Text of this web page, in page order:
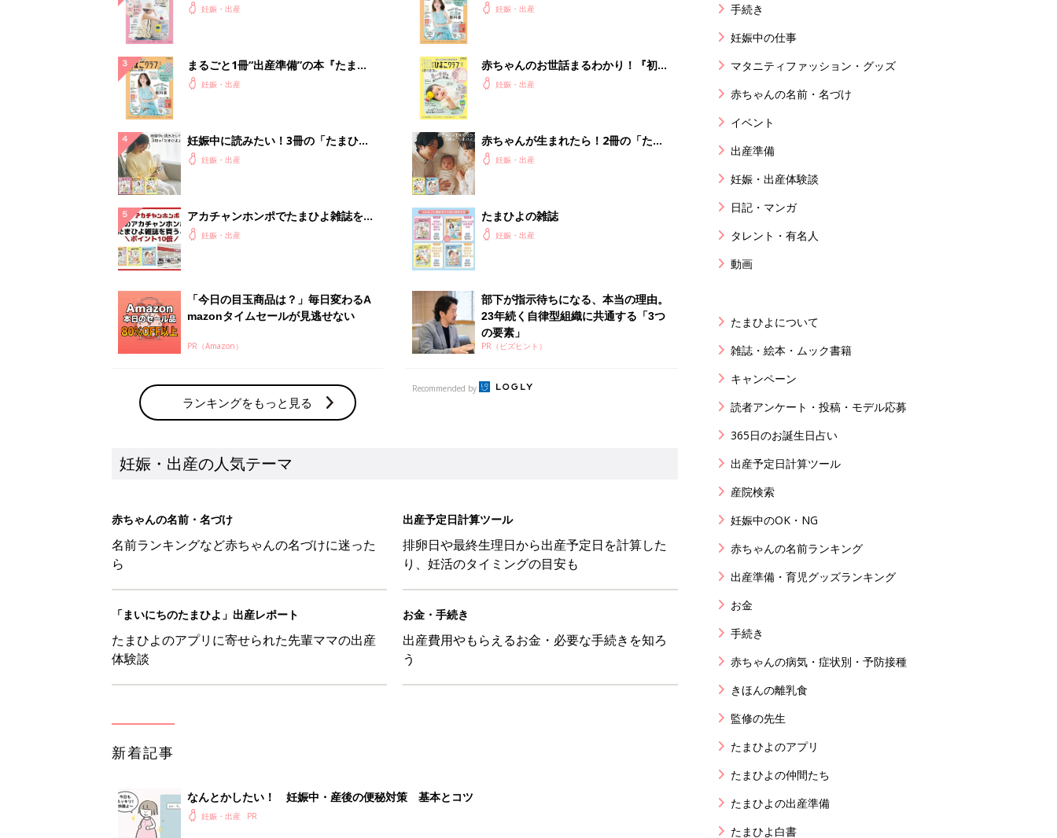
ったら最初に読む本『初めてのたまご
妊娠・出産
まるごと1冊“出産準備”の本『たまご
クラブ 夏号』〈スペシャル大特集〉
妊娠・出産
妊娠中に読みたい！3冊の「たまひ
よ」妊娠・出産
アカチャンホンポでたまひよ雑誌を買
うとポイント10倍【期間限定】
妊娠・出産
「今日の目玉商品は？」毎日変わるA
mazonタイムセールが見逃せない
PR（Amazon）
ランキングをもっと見る
クラブ 夏号』〈スペシャル大特集〉
妊娠・出産
赤ちゃんのお世話まるわかり！『初め
てのひよこクラブ 夏号』〈巻頭大特
妊娠・出産
赤ちゃんが生まれたら！2冊の「たま
ひよ」
妊娠・出産
たまひよの雑誌
妊娠・出産
部下が指示待ちになる、本当の理由。
23年続く自律型組織に共通する「3つ
の要素」
PR（ビズヒント）
Recommended by
妊娠・出産の人気テーマ
赤ちゃんの名前・名づけ
名前ランキングなど赤ちゃんの名づけに迷った
ら
出産予定日計算ツール
排卵日や最終生理日から出産予定日を計算した
り、妊活のタイミングの目安も
「まいにちのたまひよ」出産レポート
たまひよのアプリに寄せられた先輩ママの出産
体験談
お金・手続き
出産費用やもらえるお金・必要な手続きを知ろ
う
新着記事
なんとかしたい！ 妊娠中・産後の便秘対策 基本とコツ
妊娠・出産
手続き
妊娠中の仕事
マタニティファッション・グッズ
赤ちゃんの名前・名づけ
イベント
出産準備
妊娠・出産体験談
日記・マンガ
タレント・有名人
動画
たまひよについて
雑誌・絵本・ムック書籍
キャンペーン
読者アンケート・投稿・モデル応募
365日のお誕生日占い
出産予定日計算ツール
産院検索
妊娠中のOK・NG
赤ちゃんの名前ランキング
出産準備・育児グッズランキング
お金
手続き
赤ちゃんの病気・症状別・予防接種
きほんの離乳食
監修の先生
たまひよのアプリ
たまひよの仲間たち
たまひよの出産準備
たまひよ白書